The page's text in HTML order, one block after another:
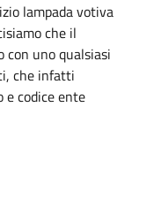
lampada votiva
che il
uno qualsiasi
che infatti
e codice ente